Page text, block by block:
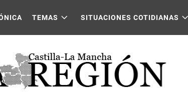
Mancha
TEMAS SITUACIONES COTIDIANAS